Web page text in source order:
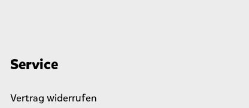
Service
Vertrag widerrufen